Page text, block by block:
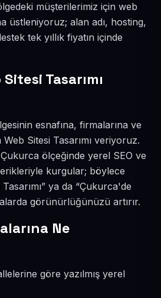
müşterilerimiz için web
üstleniyoruz; alan adı, hosting,
tek yıllık fiyatın içinde
Tasarımı
esnafına, firmalarına ve
Web Sitesi Tasarımı veriyoruz.
ölçeğinde yerel SEO ve
kurgular; böylece
ya da “Çukurca'de
görünürlüğünüzü artırır.
Ne
göre yazılmış yerel